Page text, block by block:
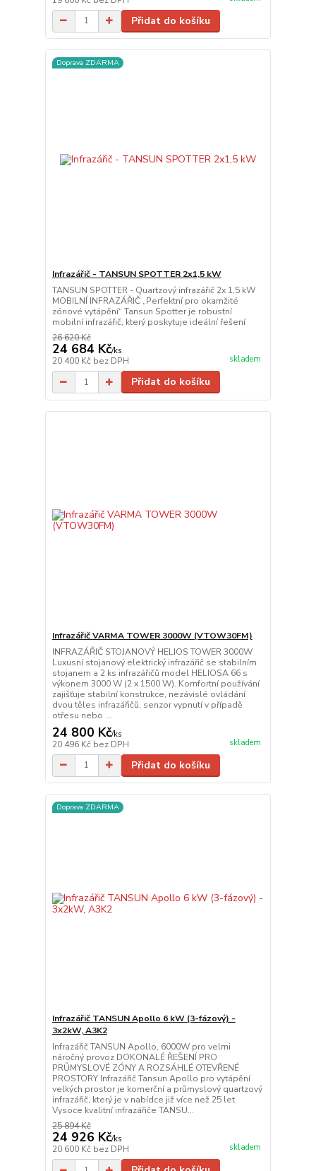
Přidat do košíku
Doprava ZDARMA
Infrazářič - TANSUN SPOTTER 2x1,5 kW
TANSUN SPOTTER - Quartzový infrazářič 2x 1,5 kW
MOBILNÍ INFRAZÁŘIČ „Perfektní pro okamžité
zónové vytápění“ Tansun Spotter je robustní
mobilní infrazářič, který poskytuje ideální řešení
26 620 Kč
24 684 Kč/ks
20 400 Kč bez DPH skladem
Přidat do košíku
Infrazářič VARMA TOWER 3000W (VTOW30FM)
INFRAZÁŘIČ STOJANOVÝ HELIOS TOWER 3000W
Luxusní stojanový elektrický infrazářič se stabilním
stojanem a 2 ks infrazářičů model HELIOSA 66 s
výkonem 3000 W (2 x 1500 W). Komfortní používání
zajišťuje stabilní konstrukce, nezávislé ovládání
dvou těles infrazářičů, senzor vypnutí v případě
otřesu nebo ...
24 800 Kč/ks
20 496 Kč bez DPH skladem
Přidat do košíku
Doprava ZDARMA
Infrazářič TANSUN Apollo 6 kW (3-fázový) -
3x2kW, A3K2
Infrazářič TANSUN Apollo, 6000W pro velmi
náročný provoz DOKONALÉ ŘEŠENÍ PRO
PRŮMYSLOVÉ ZÓNY A ROZSÁHLÉ OTEVŘENÉ
PROSTORY Infrazářič Tansun Apollo pro vytápění
velkých prostor je komerční a průmyslový quartzový
infrazářič, který je v nabídce již více než 25 let.
Vysoce kvalitní infrazářiče TANSU...
25 894 Kč
24 926 Kč/ks
20 600 Kč bez DPH skladem